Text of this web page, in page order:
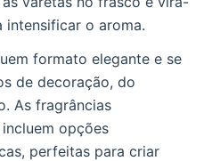
intensificar o aroma.
formato elegante e se
de decoração, do
As fragrâncias
opções
perfeitas para criar